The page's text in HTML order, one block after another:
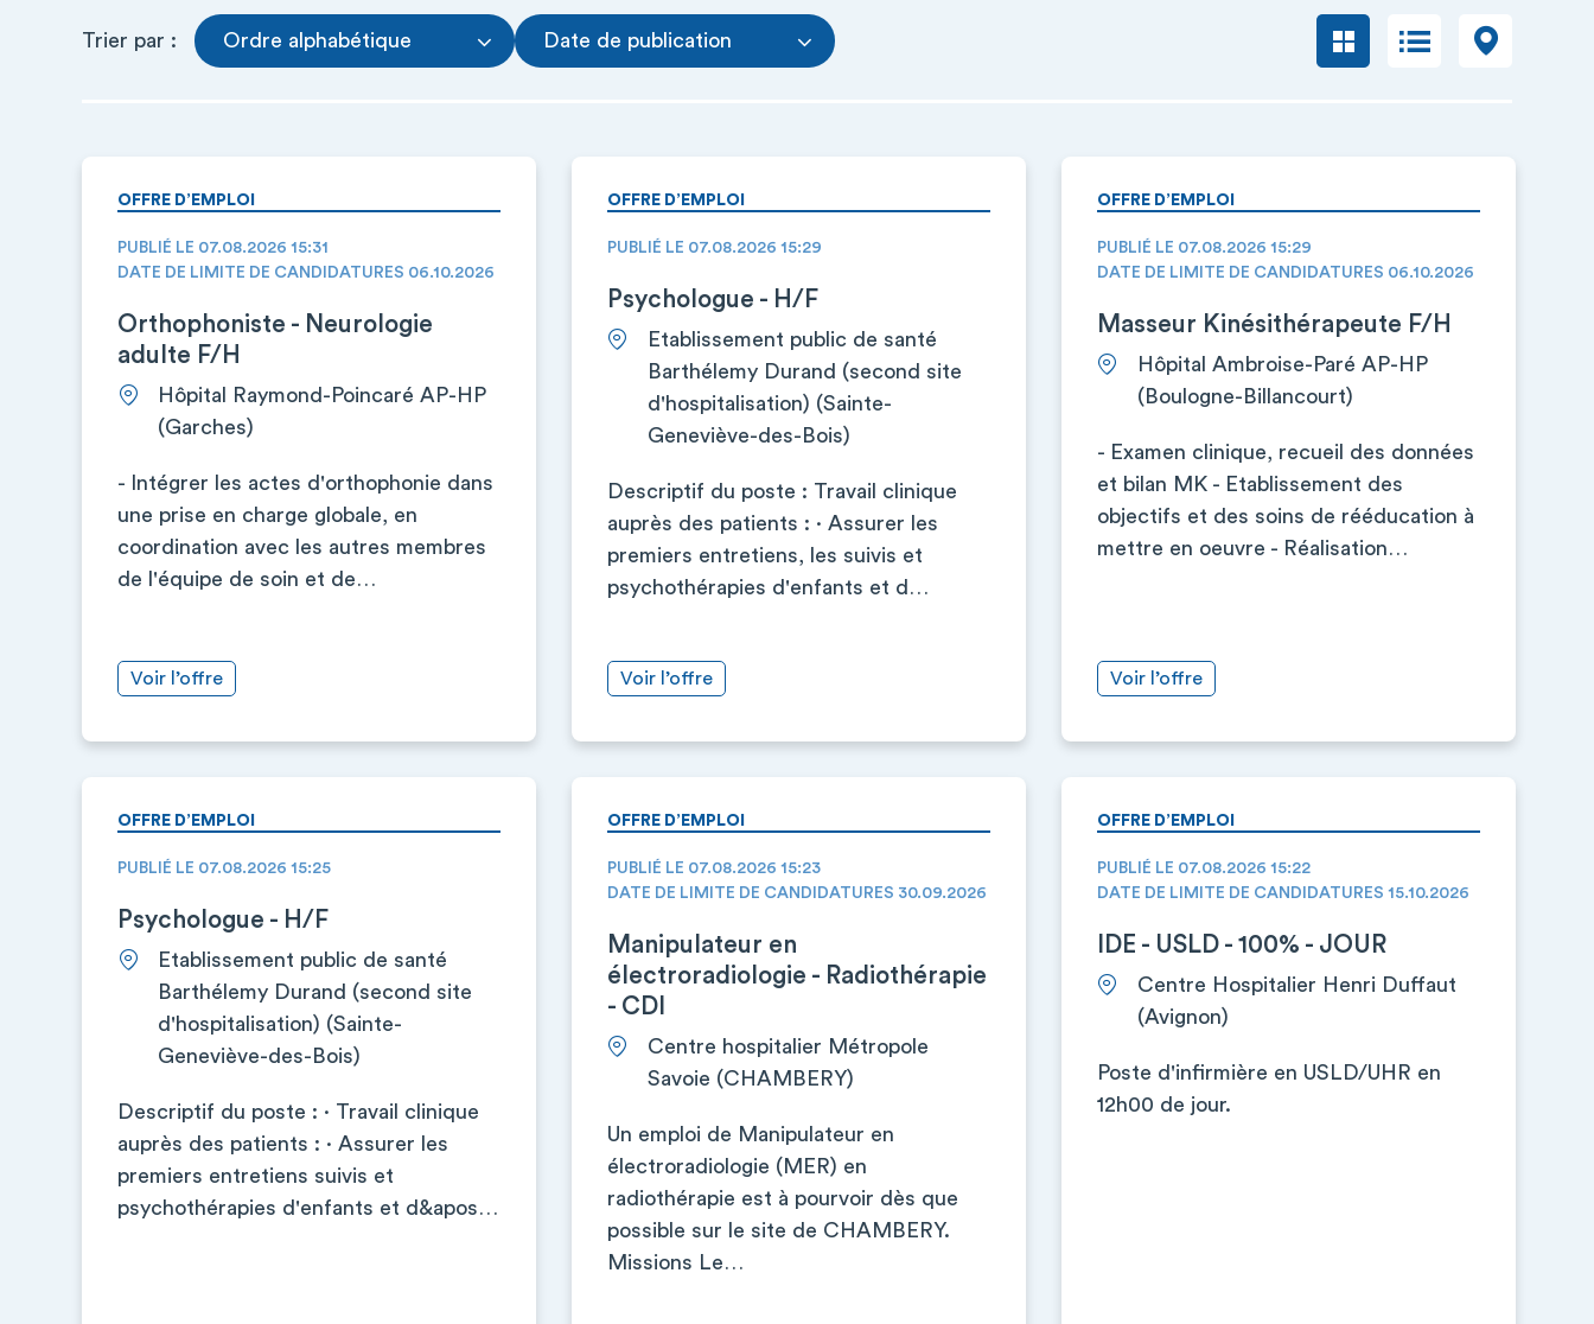
Trier par : Ordre alphabétique Date de publication
OFFRE D’EMPLOI
PUBLIÉ LE 07.08.2026 15:31
DATE DE LIMITE DE CANDIDATURES 06.10.2026
Orthophoniste - Neurologie
adulte F/H
Hôpital Raymond-Poincaré AP-HP
(Garches)
- Intégrer les actes d'orthophonie dans
une prise en charge globale, en
coordination avec les autres membres
de l'équipe de soin et de…
Voir l’offre
OFFRE D’EMPLOI
PUBLIÉ LE 07.08.2026 15:29
Psychologue - H/F
Etablissement public de santé
Barthélemy Durand (second site
d'hospitalisation) (Sainte-
Geneviève-des-Bois)
Descriptif du poste : Travail clinique
auprès des patients : · Assurer les
premiers entretiens, les suivis et
psychothérapies d'enfants et d…
Voir l’offre
OFFRE D’EMPLOI
PUBLIÉ LE 07.08.2026 15:29
DATE DE LIMITE DE CANDIDATURES 06.10.2026
Masseur Kinésithérapeute F/H
Hôpital Ambroise-Paré AP-HP
(Boulogne-Billancourt)
- Examen clinique, recueil des données
et bilan MK - Etablissement des
objectifs et des soins de rééducation à
mettre en oeuvre - Réalisation…
Voir l’offre
OFFRE D’EMPLOI
PUBLIÉ LE 07.08.2026 15:25
Psychologue - H/F
Etablissement public de santé
Barthélemy Durand (second site
d'hospitalisation) (Sainte-
Geneviève-des-Bois)
Descriptif du poste : · Travail clinique
auprès des patients : · Assurer les
premiers entretiens suivis et
psychothérapies d'enfants et d&apos…
OFFRE D’EMPLOI
PUBLIÉ LE 07.08.2026 15:23
DATE DE LIMITE DE CANDIDATURES 30.09.2026
Manipulateur en
électroradiologie - Radiothérapie
- CDI
Centre hospitalier Métropole
Savoie (CHAMBERY)
Un emploi de Manipulateur en
électroradiologie (MER) en
radiothérapie est à pourvoir dès que
possible sur le site de CHAMBERY.
Missions Le…
OFFRE D’EMPLOI
PUBLIÉ LE 07.08.2026 15:22
DATE DE LIMITE DE CANDIDATURES 15.10.2026
IDE - USLD - 100% - JOUR
Centre Hospitalier Henri Duffaut
(Avignon)
Poste d'infirmière en USLD/UHR en
12h00 de jour.